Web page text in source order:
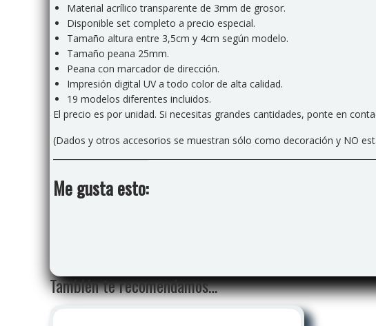
Material acrílico transparente de 3mm de grosor.
Disponible set completo a precio especial.
Tamaño altura entre 3,5cm y 4cm según modelo.
Tamaño peana 25mm.
Peana con marcador de dirección.
Impresión digital UV a todo color de alta calidad.
19 modelos diferentes incluidos.
El precio es por unidad. Si necesitas grandes cantidades, ponte en
(Dados y otros accesorios se muestran sólo como decoración y NO
Me gusta esto:
También te recomendamos…